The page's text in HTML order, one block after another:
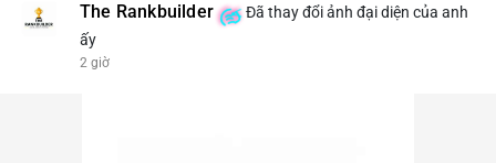
The Rankbuilder
Đã thay đổi ảnh đại diện của anh
ấy
2 giờ